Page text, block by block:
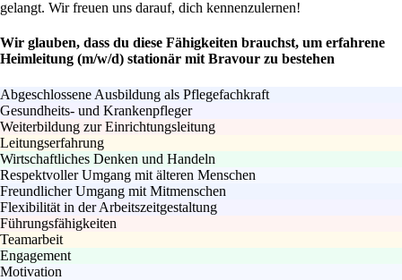
gelangt. Wir freuen uns darauf, dich kennenzulernen!
Wir glauben, dass du diese Fähigkeiten brauchst, um erfahrene
Heimleitung (m/w/d) stationär mit Bravour zu bestehen
Abgeschlossene Ausbildung als Pflegefachkraft
Gesundheits- und Krankenpfleger
Weiterbildung zur Einrichtungsleitung
Leitungserfahrung
Wirtschaftliches Denken und Handeln
Respektvoller Umgang mit älteren Menschen
Freundlicher Umgang mit Mitmenschen
Flexibilität in der Arbeitszeitgestaltung
Führungsfähigkeiten
Teamarbeit
Engagement
Motivation